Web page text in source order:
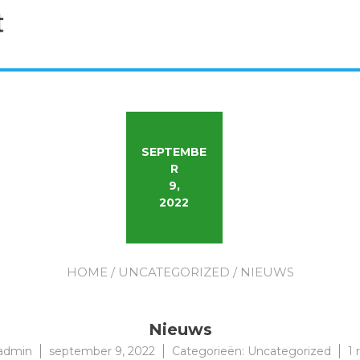
SEPTEMBE
R
9,
2022
HOME/ UNCATEGORIZED / NIEUWS
Nieuws
september 9, 2022 Categorieën: Uncategorized 1